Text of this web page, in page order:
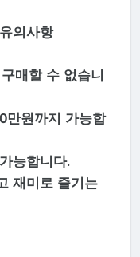
의사항
매할 수 없습니
만원까지 가능합
능합니다.
재미로 즐기는